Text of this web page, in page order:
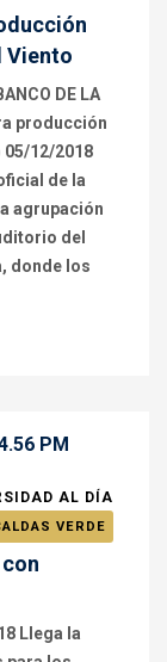
Viento
DE LA
producción
05/12/2018
de la
agrupación
del
donde los
AL DÍA
VERDE
Llega la